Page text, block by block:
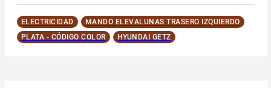
ELECTRICIDAD
MANDO ELEVALUNAS TRASERO IZQUIERDO
PLATA - CÓDIGO COLOR
HYUNDAI GETZ